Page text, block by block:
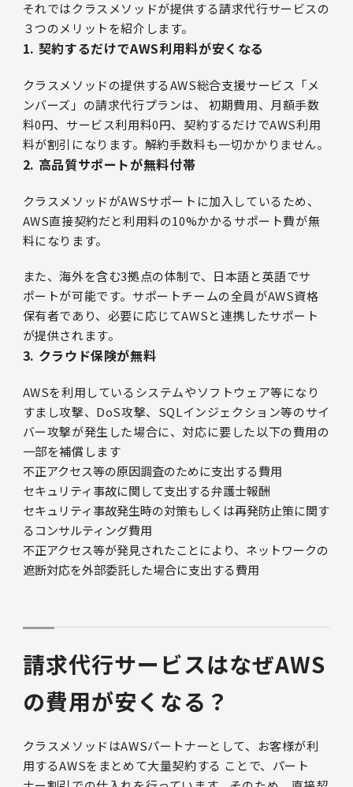
それではクラスメソッドが提供する請求代行サービスの
３つのメリットを紹介します。
1. 契約するだけでAWS利用料が安くなる
クラスメソッドの提供するAWS総合支援サービス「メ
ンバーズ」の請求代行プランは、 初期費用、月額手数
料0円、サービス利用料0円、契約するだけでAWS利用
料が割引になります。解約手数料も一切かかりません。
2. 高品質サポートが無料付帯
クラスメソッドがAWSサポートに加入しているため、
AWS直接契約だと利用料の10%かかるサポート費が無
料になります。
また、海外を含む3拠点の体制で、日本語と英語でサ
ポートが可能です。サポートチームの全員がAWS資格
保有者であり、必要に応じてAWSと連携したサポート
が提供されます。
3. クラウド保険が無料
AWSを利用しているシステムやソフトウェア等になり
すまし攻撃、DoS攻撃、SQLインジェクション等のサイ
バー攻撃が発生した場合に、対応に要した以下の費用の
一部を補償します
不正アクセス等の原因調査のために支出する費用
セキュリティ事故に関して支出する弁護士報酬
セキュリティ事故発生時の対策もしくは再発防止策に関す
るコンサルティング費用
不正アクセス等が発見されたことにより、ネットワークの
遮断対応を外部委託した場合に支出する費用
請求代行サービスはなぜAWS
の費用が安くなる？
クラスメソッドはAWSパートナーとして、お客様が利
用するAWSをまとめて大量契約する ことで、パート